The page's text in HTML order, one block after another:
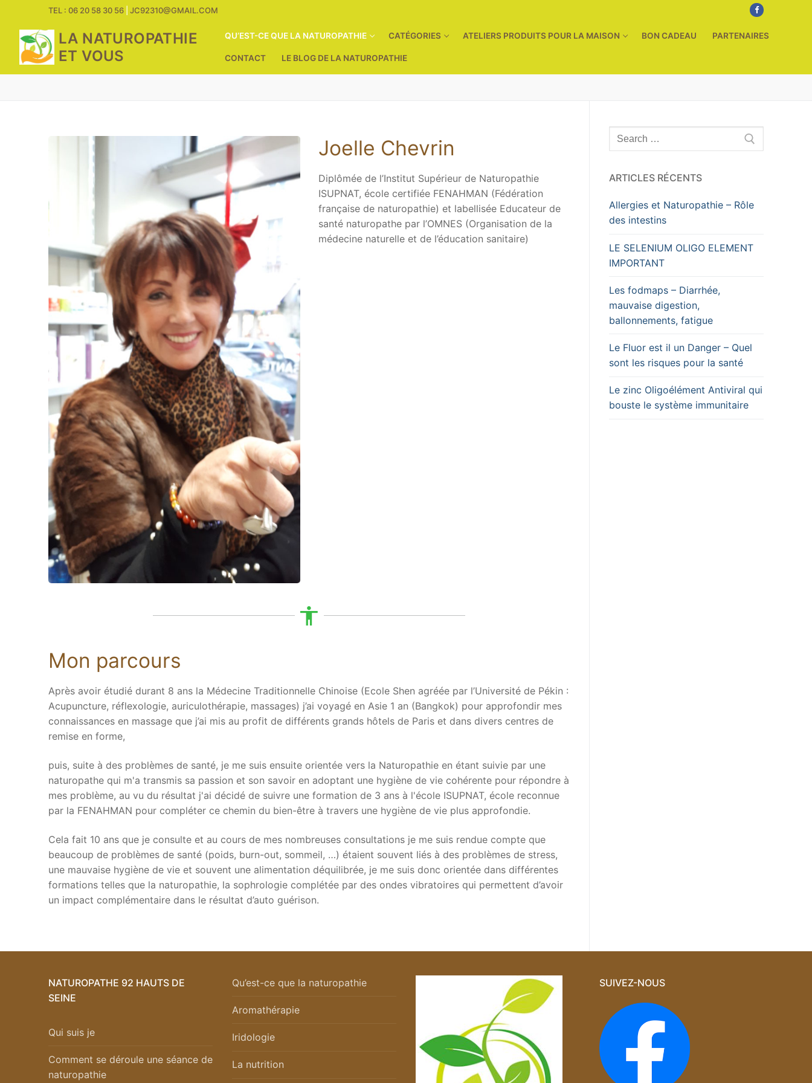
contenu
TEL : 06 20 58 30 56 JC92310@GMAIL.COM
LA NATUROPATHIE
ET VOUS
QU’EST-CE QUE LA NATUROPATHIE CATÉGORIES ATELIERS PRODUITS POUR LA MAISON BON CADEAU PARTENAIRES
CONTACT LE BLOG DE LA NATUROPATHIE
Joelle Chevrin
Diplômée de l’Institut Supérieur de Naturopathie
ISUPNAT, école certifiée FENAHMAN (Fédération
française de naturopathie) et labellisée Educateur de
santé naturopathe par l’OMNES (Organisation de la
médecine naturelle et de l’éducation sanitaire)
Mon parcours
Après avoir étudié durant 8 ans la Médecine Traditionnelle Chinoise (Ecole Shen agréée par l’Université de Pékin :
Acupuncture, réflexologie, auriculothérapie, massages) j’ai voyagé en Asie 1 an (Bangkok) pour approfondir mes
connaissances en massage que j’ai mis au profit de différents grands hôtels de Paris et dans divers centres de
remise en forme,
puis, suite à des problèmes de santé, je me suis ensuite orientée vers la Naturopathie en étant suivie par une
naturopathe qui m'a transmis sa passion et son savoir en adoptant une hygiène de vie cohérente pour répondre à
mes problème, au vu du résultat j'ai décidé de suivre une formation de 3 ans à l'école ISUPNAT, école reconnue
par la FENAHMAN pour compléter ce chemin du bien-être à travers une hygiène de vie plus approfondie.
Cela fait 10 ans que je consulte et au cours de mes nombreuses consultations je me suis rendue compte que
beaucoup de problèmes de santé (poids, burn-out, sommeil, …) étaient souvent liés à des problèmes de stress,
une mauvaise hygiène de vie et souvent une alimentation déquilibrée, je me suis donc orientée dans différentes
formations telles que la naturopathie, la sophrologie complétée par des ondes vibratoires qui permettent d’avoir
un impact complémentaire dans le résultat d’auto guérison.
Rechercher
:
ARTICLES RÉCENTS
Allergies et Naturopathie – Rôle
des intestins
LE SELENIUM OLIGO ELEMENT
IMPORTANT
Les fodmaps – Diarrhée,
mauvaise digestion,
ballonnements, fatigue
Le Fluor est il un Danger – Quel
sont les risques pour la santé
Le zinc Oligoélément Antiviral qui
bouste le système immunitaire
NATUROPATHE 92 HAUTS DE
SEINE
Qui suis je
Comment se déroule une séance de
naturopathie
Qu’est-ce que la naturopathie
Aromathérapie
Iridologie
La nutrition
SUIVEZ-NOUS